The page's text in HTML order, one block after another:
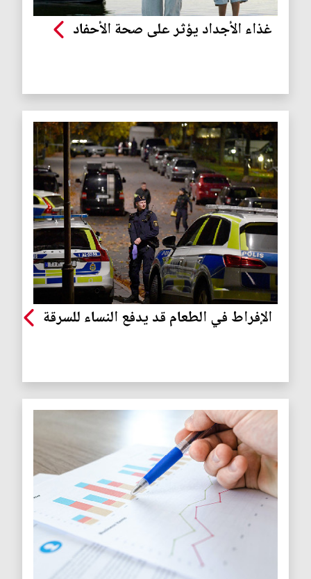
غذاء الأجداد يؤثر على صحة الأحفاد
الإفراط في الطعام قد يدفع النساء للسرقة